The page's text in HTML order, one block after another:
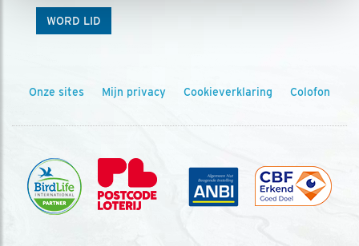
WORD LID
Onze sites Mijn privacy Cookieverklaring Colofon